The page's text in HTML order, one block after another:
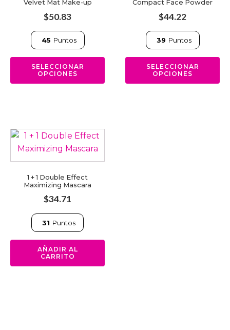
Velvet Mat Make-up
$50.83
45 Puntos
SELECCIONAR
OPCIONES
variantes.
opciones
pueden
de
producto
Compact Face Powder
$44.22
39 Puntos
SELECCIONAR
OPCIONES
variantes.
opciones
pueden
1 + 1 Double Effect
Maximizing Mascara
$34.71
31 Puntos
AÑADIR AL
CARRITO